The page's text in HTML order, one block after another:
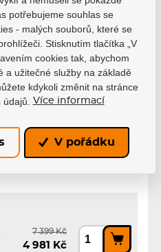
Powerslide
34 46
7 399 Kč
4 981 Kč
potřebujeme souhlas se
- malých souborů, které se
Stisknutím tlačítka „V
cookies tak, abychom
a užitečné služby na základě
kdykoli změnit na stránce
Více informací
V pořádku